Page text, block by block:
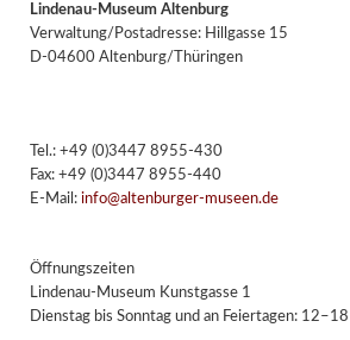
Lindenau-Museum Altenburg
Verwaltung/Postadresse: Hillgasse 15
D-04600 Altenburg/Thüringen
Tel.: +49 (0)3447 8955-430
Fax: +49 (0)3447 8955-440
E-Mail: info@altenburger-museen.de
Öffnungszeiten
Lindenau-Museum Kunstgasse 1
Dienstag bis Sonntag und an Feiertagen: